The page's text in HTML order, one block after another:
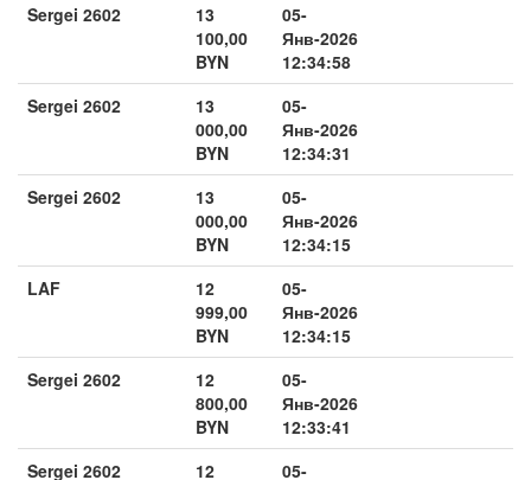
Sergei 2602
13
100,00
BYN
05-
Янв-2026
12:34:58
Sergei 2602
13
000,00
BYN
05-
Янв-2026
12:34:31
Sergei 2602
13
000,00
BYN
05-
Янв-2026
12:34:15
LAF
12
999,00
BYN
05-
Янв-2026
12:34:15
Sergei 2602
12
800,00
BYN
05-
Янв-2026
12:33:41
Sergei 2602
12
05-